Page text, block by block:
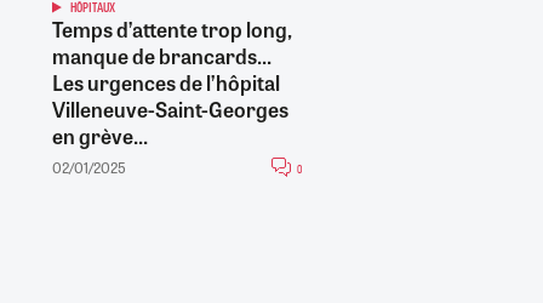
HÔPITAUX
Temps d’attente trop long,
manque de brancards...
Les urgences de l’hôpital
Villeneuve-Saint-Georges
en grève...
02/01/2025 0